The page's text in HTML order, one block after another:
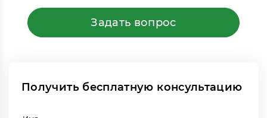
Задать вопрос
Получить бесплатную консультацию